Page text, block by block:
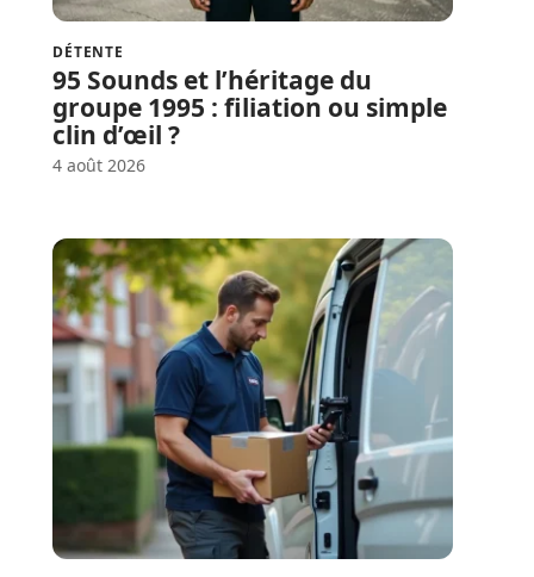
DÉTENTE
95 Sounds et l’héritage du
groupe 1995 : filiation ou simple
clin d’œil ?
4 août 2026